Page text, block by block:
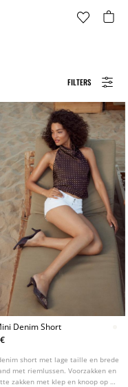
FILTERS
Denim Short
short met lage taille en brede
met riemlussen. Voorzakken en
zakken met klep en knoop op de